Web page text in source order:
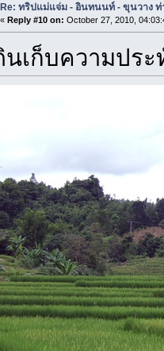
Re: ทริปแม่แจ่ม - อินทนนท์ - ขุนวาง ท่
« Reply #10 on: October 27, 2010,
นเก็บความปร